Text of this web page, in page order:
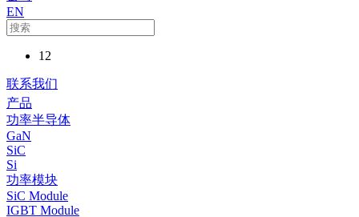
EN
12
联系我们
产品
功率半导体
GaN
SiC
Si
功率模块
SiC Module
IGBT Module